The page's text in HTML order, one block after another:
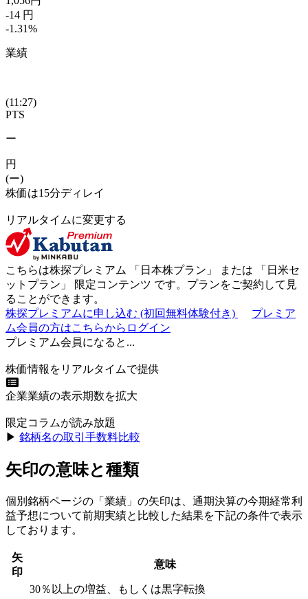
-14 円
-1.31%
業績
(11:27)
PTS
ー
円
(ー)
株価は15分ディレイ
リアルタイムに変更する
こちらは株探プレミアム 「 日本株プラン 」 または 「 日米セ
ットプラン 」 限定コンテンツ です。プランをご契約して見
ることができます。
株探プレミアムに申し込む (初回無料体験付き)
プレミア
ム会員の方はこちらからログイン
プレミアム会員になると...
株価情報をリアルタイムで提供
企業業績の表示期数を拡大
限定コラムが読み放題
▶︎ 銘柄名の取引手数料比較
矢印の意味と種類
個別銘柄ページの「業績」の矢印は、通期決算の今期経常利
益予想について前期実績と比較した結果を下記の条件で表示
しております。
矢
印
意味
30％以上の増益、もしくは黒字転換